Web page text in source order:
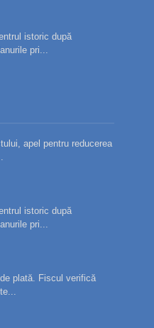
istoric după
pri...
apel pentru reducerea
istoric după
pri...
plată. Fiscul verifică